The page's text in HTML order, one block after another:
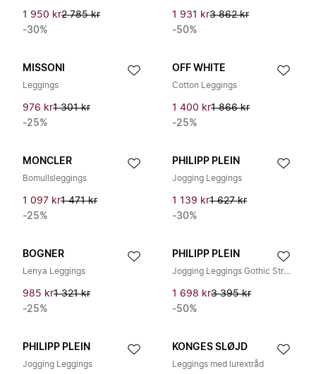
1 950 kr2 785 kr
-30%
1 931 kr3 862 kr
-50%
MISSONI
Leggings
976 kr1 301 kr
-25%
OFF WHITE
Cotton Leggings
1 400 kr1 866 kr
-25%
MONCLER
Bomullsleggings
1 097 kr1 471 kr
-25%
PHILIPP PLEIN
Jogging Leggings
1 139 kr1 627 kr
-30%
BOGNER
Lenya Leggings
985 kr1 321 kr
-25%
PHILIPP PLEIN
Jogging Leggings Gothic Strass
1 698 kr3 395 kr
-50%
PHILIPP PLEIN
Jogging Leggings
KONGES SLØJD
Leggings med lurextråd